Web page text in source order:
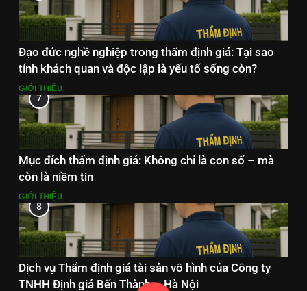
Đạo đức nghề nghiệp trong thẩm định giá: Tại sao
tính khách quan và độc lập là yếu tố sống còn?
GIỚI THIỆU
7
Mục đích thẩm định giá: Không chỉ là con số – mà
còn là niềm tin
GIỚI THIỆU
8
Dịch vụ Thẩm định giá tài sản vô hình của Công ty
TNHH Định giá Bến Thành – Hà Nội